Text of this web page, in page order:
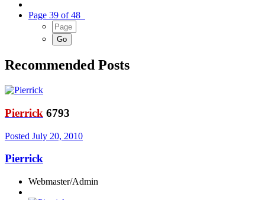
Page 39 of 48
Recommended Posts
Pierrick 6793
Posted July 20, 2010
Pierrick
Webmaster/Admin